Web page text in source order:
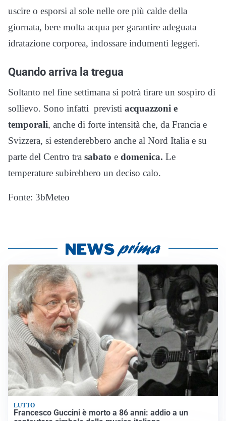
uscire o esporsi al sole nelle ore più calde della
giornata, bere molta acqua per garantire adeguata
idratazione corporea, indossare indumenti leggeri.
Quando arriva la tregua
Soltanto nel fine settimana si potrà tirare un sospiro di
sollievo. Sono infatti previsti acquazzoni e
temporali, anche di forte intensità che, da Francia e
Svizzera, si estenderebbero anche al Nord Italia e su
parte del Centro tra sabato e domenica. Le
temperature subirebbero un deciso calo.
Fonte: 3bMeteo
LUTTO
Francesco Guccini è morto a 86 anni: addio a un